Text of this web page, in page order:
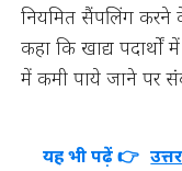
नियमित सैंपलिंग करने
कहा कि खाद्य
में कमी पाये जाने पर
यह भी पढ़ें 👉